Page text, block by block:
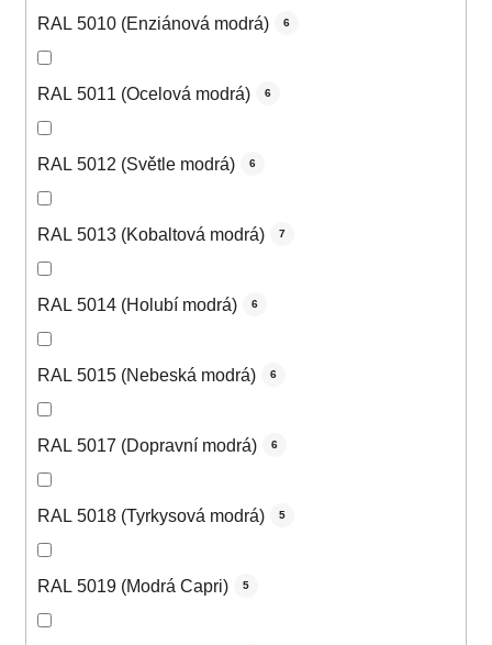
RAL 5010 (Enziánová modrá) 6
RAL 5011 (Ocelová modrá) 6
RAL 5012 (Světle modrá) 6
RAL 5013 (Kobaltová modrá) 7
RAL 5014 (Holubí modrá) 6
RAL 5015 (Nebeská modrá) 6
RAL 5017 (Dopravní modrá) 6
RAL 5018 (Tyrkysová modrá) 5
RAL 5019 (Modrá Capri) 5